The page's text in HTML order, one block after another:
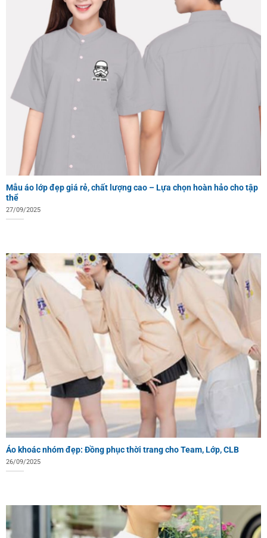
Mẫu áo lớp đẹp giá rẻ, chất lượng cao – Lựa chọn hoàn hảo cho tập
thể
27/09/2025
Áo khoác nhóm đẹp: Đồng phục thời trang cho Team, Lớp, CLB
26/09/2025